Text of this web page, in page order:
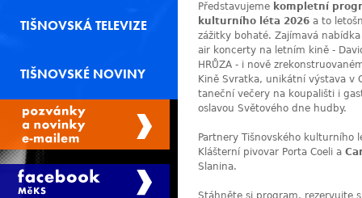
Představujeme kompletní
kulturního léta 2026 a to
zážitky bohaté. Zajímavá
air koncerty na letním kině - David
HRŮZA - i nově
Kině Svratka, unikátní výstava v
taneční večery na koupališti i
oslavou Světového dne hudby.
Partnery Tišnovského kulturního
Klášterní pivovar Porta Coeli a
Slanina.
Stáhněte si program, rezervujte
TIŠNOVSKÁ TELEVIZE
TIŠNOVSKÉ NOVINY